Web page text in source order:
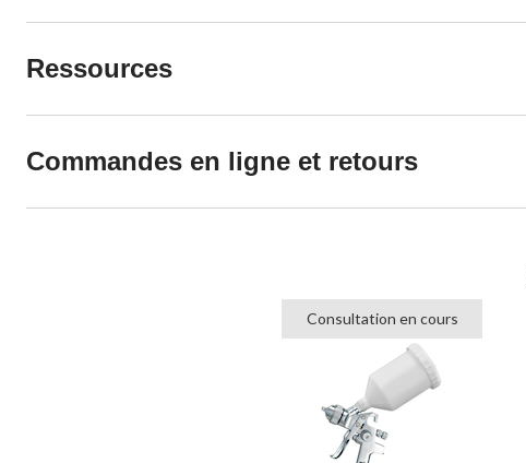
Ressources
Commandes en ligne et retours
Consultation en cours